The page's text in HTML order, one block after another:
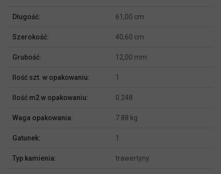
Długość: 61,00 cm
Szerokość: 40,60 cm
Grubość: 12,00 mm
Ilość szt. w opakowaniu: 1
Ilość m2 w opakowaniu: 0.248
Waga opakowania: 7.88 kg
Gatunek: 1
Typ kamienia: trawertyny